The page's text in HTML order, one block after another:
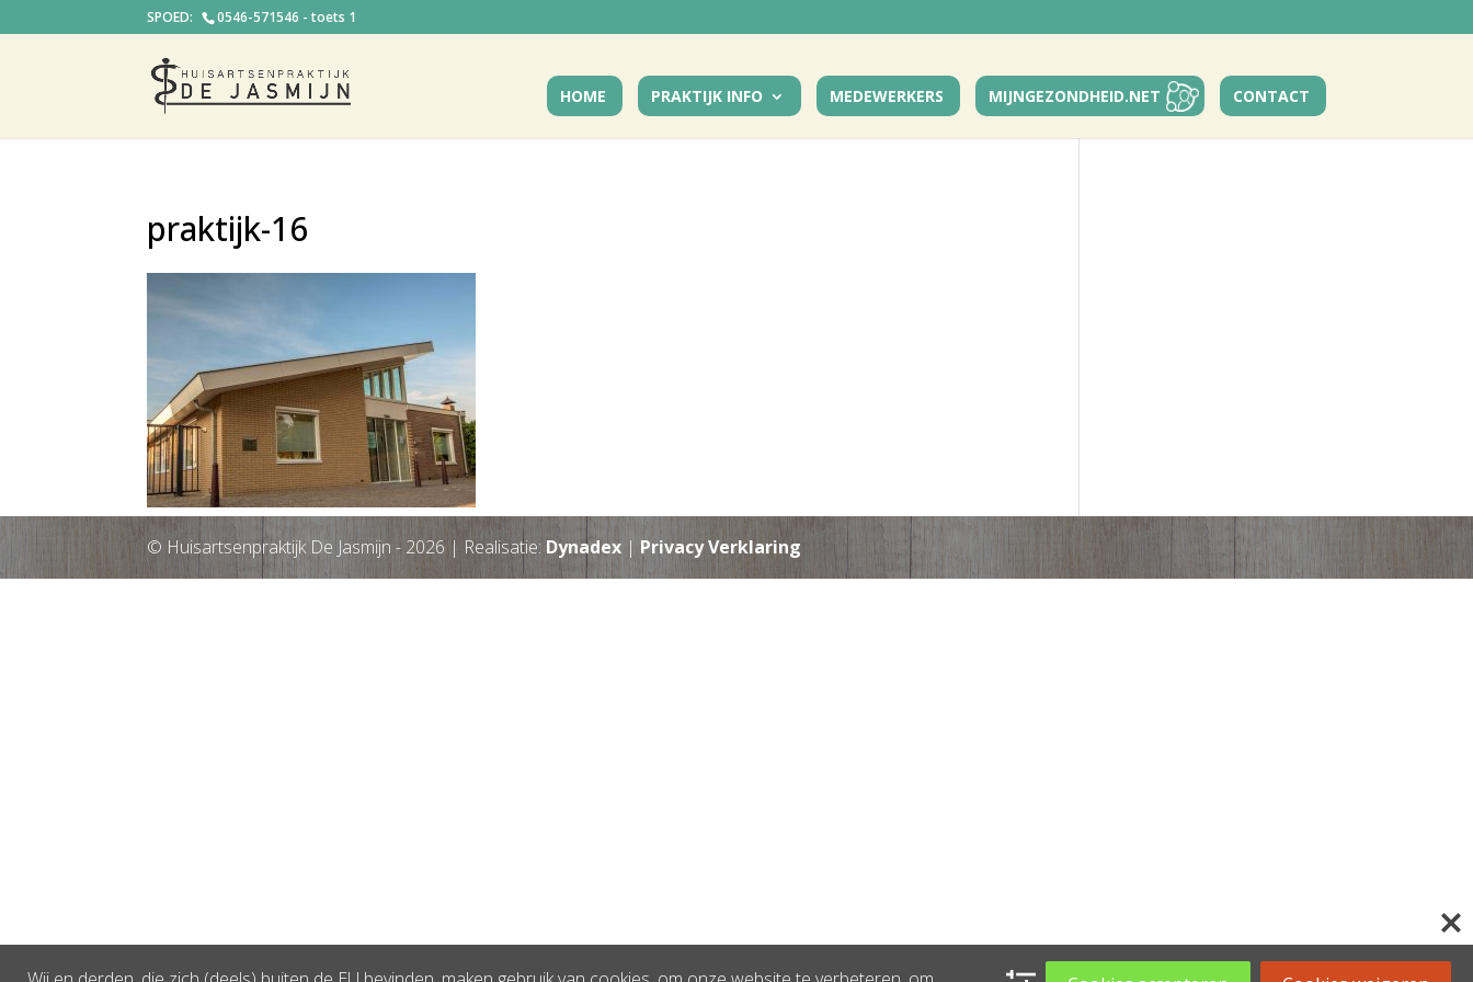
0546-571546 - toets 1
HOME PRAKTIJK INFO MEDEWERKERS MIJNGEZONDHEID.NET CONTACT
praktijk-16
© Huisartsenpraktijk De Jasmijn - 2026| Realisatie: Dynadex | Privacy Verklaring